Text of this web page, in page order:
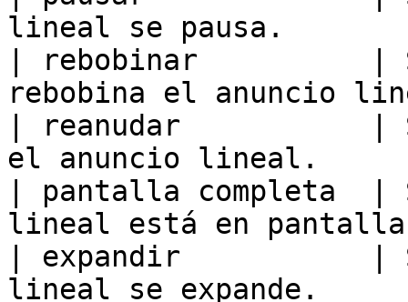
lineal se pausa.
| rebobinar          |
rebobina el
| reanudar           |
el anuncio lineal.
| pantalla completa  |
lineal está en
| expandir           |
lineal se expande.